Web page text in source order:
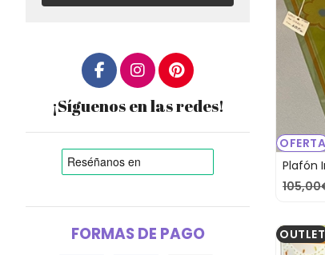
OFERTA
Plafón
OUTLET
¡Síguenos en las redes!
FORMAS DE PAGO